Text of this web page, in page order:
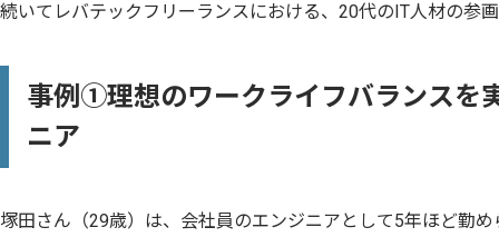
続いてレバテックフリーランスにおける、20代のIT人材の参
事例①理想のワークライフバランスを
ニア
塚田さん（29歳）は、会社員のエンジニアとして5年ほど勤